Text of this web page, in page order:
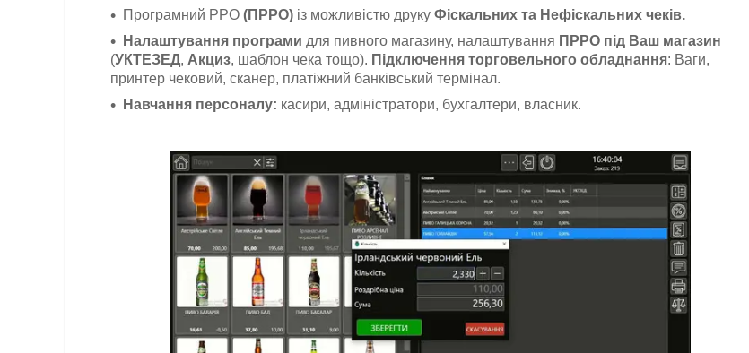
Програмний РРО (ПРРО) із можливістю друку Фіскальних та Нефіскальних чеків.
Налаштування програми для пивного магазину, налаштування ПРРО під Ваш магазин
(УКТЕЗЕД, Акциз, шаблон чека тощо). Підключення торговельного обладнання: Ваги,
принтер чековий, сканер, платіжний банківський термінал.
Навчання персоналу: касири, адміністратори, бухгалтери, власник.